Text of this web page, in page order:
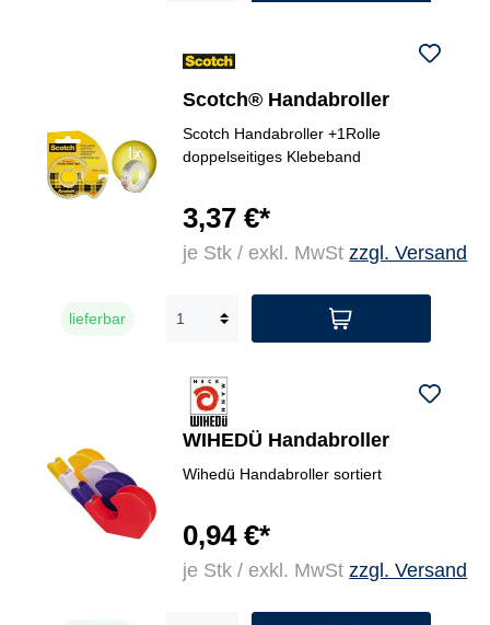
Scotch® Handabroller
Scotch Handabroller +1Rolle
doppelseitiges Klebeband
3,37 €*
je Stk / exkl. MwStzzgl. Versand
lieferbar
WIHEDÜ Handabroller
Wihedü Handabroller sortiert
0,94 €*
je Stk / exkl. MwStzzgl. Versand